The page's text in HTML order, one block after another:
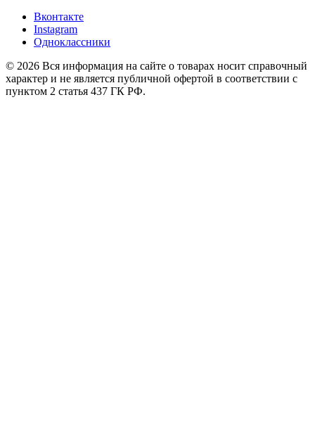
Вконтакте
Instagram
Одноклассники
© 2026 Вся информация на сайте о товарах носит справочный
характер и не является публичной офертой в соответствии с
пунктом 2 статья 437 ГК РФ.